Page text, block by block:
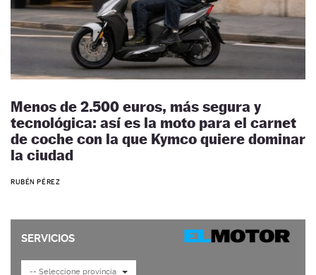
Menos de 2.500 euros, más segura y
tecnológica: así es la moto para el carnet
de coche con la que Kymco quiere dominar
la ciudad
RUBÉN PÉREZ